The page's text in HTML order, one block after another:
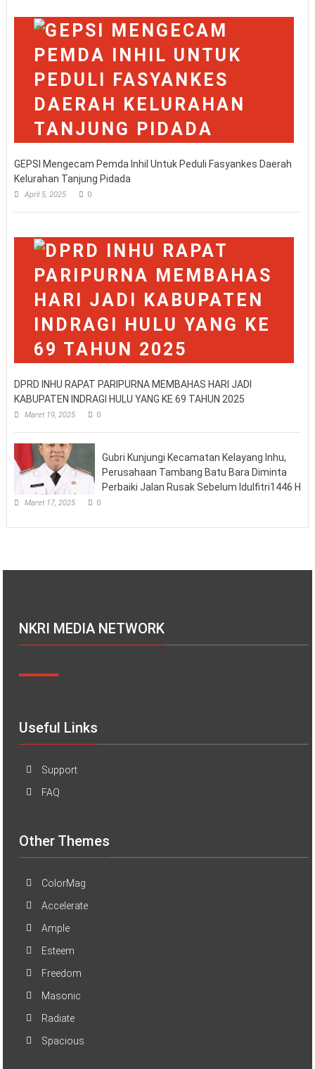
GEPSI Mengecam Pemda Inhil Untuk Peduli Fasyankes Daerah
Kelurahan Tanjung Pidada
April 5, 2025 0
DPRD INHU RAPAT PARIPURNA MEMBAHAS HARI JADI
KABUPATEN INDRAGI HULU YANG KE 69 TAHUN 2025
Maret 19, 2025 0
Gubri Kunjungi Kecamatan Kelayang Inhu,
Perusahaan Tambang Batu Bara Diminta
Perbaiki Jalan Rusak Sebelum Idulfitri1446 H
Maret 17, 2025 0
NKRI MEDIA NETWORK
Useful Links
Support
FAQ
Other Themes
ColorMag
Accelerate
Ample
Esteem
Freedom
Masonic
Radiate
Spacious